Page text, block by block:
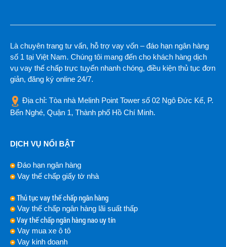
Là chuyên trang tư vấn, hỗ trợ vay vốn – đáo hạn ngân hàng
số 1 tại Việt Nam. Chúng tôi mang đến cho khách hàng dịch
vụ vay thế chấp trực tuyến nhanh chóng, điều kiện thủ tục đơn
giản, đăng ký online 24/7.
Địa chỉ: Tòa nhà Melinh Point Tower số 02 Ngô Đức Kế, P.
Bến Nghé, Quận 1, Thành phố Hồ Chí Minh.
DỊCH VỤ NỔI BẬT
Đáo hạn ngân hàng
Vay thế chấp giấy tờ nhà
Thủ tục vay thế chấp ngân hàng
Vay thế chấp ngân hàng lãi suất thấp
Vay thế chấp ngân hàng nao uy tín
Vay mua xe ô tô
Vay kinh doanh